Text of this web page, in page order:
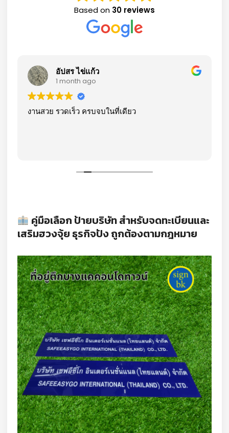
Based on 30 reviews
อัปสร ไข่แก้ว
1 month ago
งานสวย รวดเร็ว ครบจบในที่เดียว
คู่มือเลือก ป้ายบริษัท สำหรับจดทะเบียนและ
เสริมฮวงจุ้ย ธุรกิจปัง ถูกต้องตามกฎหมาย